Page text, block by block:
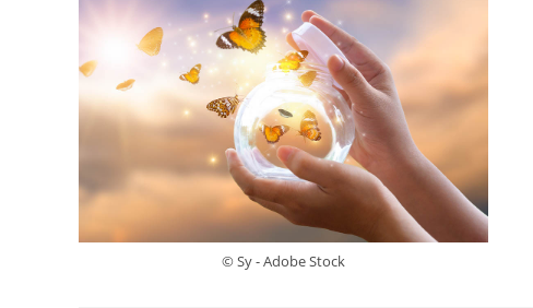
© Sy - Adobe Stock